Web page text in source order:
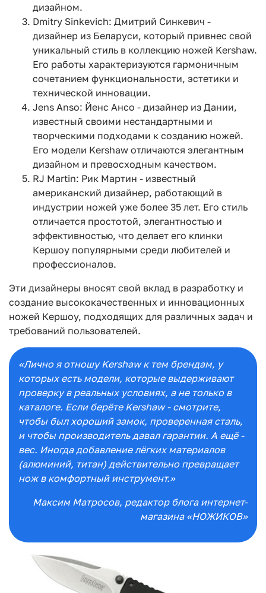
дизайном.
Dmitry Sinkevich: Дмитрий Синкевич -
дизайнер из Беларуси, который привнес свой
уникальный стиль в коллекцию ножей Kershaw.
Его работы характеризуются гармоничным
сочетанием функциональности, эстетики и
технической инновации.
Jens Anso: Йенс Ансо - дизайнер из Дании,
известный своими нестандартными и
творческими подходами к созданию ножей.
Его модели Kershaw отличаются элегантным
дизайном и превосходным качеством.
RJ Martin: Рик Мартин - известный
американский дизайнер, работающий в
индустрии ножей уже более 35 лет. Его стиль
отличается простотой, элегантностью и
эффективностью, что делает его клинки
Кершоу популярными среди любителей и
профессионалов.
Эти дизайнеры вносят свой вклад в разработку и
создание высококачественных и инновационных
ножей Кершоу, подходящих для различных задач и
требований пользователей.
«Лично я отношу Kershaw к тем брендам, у
которых есть модели, которые выдерживают
проверку в реальных условиях, а не только в
каталоге. Если берёте Kershaw - смотрите,
чтобы был хороший замок, проверенная сталь,
и чтобы производитель давал гарантии. А ещё -
вес. Иногда добавление лёгких материалов
(алюминий, титан) действительно превращает
нож в комфортный инструмент.»
Максим Матросов, редактор блога интернет-
магазина «НОЖИКОВ»